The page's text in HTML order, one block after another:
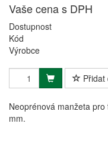
Vaše cena s DPH
Dostupnost
Kód
Výrobce
Přidat
Neoprénová manžeta
mm.